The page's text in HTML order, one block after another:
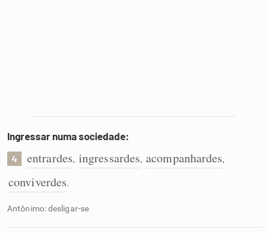
Ingressar numa sociedade:
4 entrardes, ingressardes, acompanhardes,
conviverdes.
Antônimo: desligar-se